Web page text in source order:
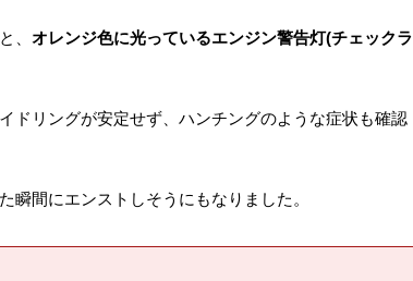
、 オレンジ色に光っているエンジン警告灯(チェックラ
ドリングが安定せず、ハンチングのような症状も確認
瞬間にエンストしそうにもなりました。